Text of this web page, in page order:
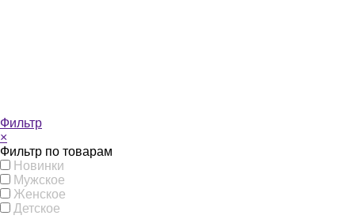
Фильтр
×
Фильтр по товарам
Новинки
Мужское
Женское
Детское